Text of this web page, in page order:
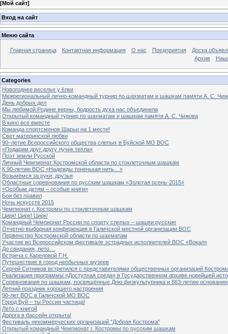
[Мой сайт]
Вход на сайт
Меню сайта
Главная страница Контактная информация О нас Предприятия
Доска
Архив
Categories
Новогоднее веселье у ёлки
Межрегиональный лично-командный турнир по шахматам и шашкам памяти А. С.
День добрых дел
Мы любимой Родине верны, бодрость духа нас объединила
Открытый командный турнир по шахматам и шашкам памяти А. С. Чижова
В кино все вместе
Команда спортсменов Шарьи на 1 месте!
Свет материнской любви
90–летие Всероссийского общества слепых в Буйской МО ВОС
«Подарим друг другу лучик тепла»
Поэт земли Русской
Личный Чемпионат Костромской области по стоклеточным шашкам
К 90-летию ВОС «Надежды тоненькая нить…»
Возьмёмся за руки, друзья
Областные соревнования по русским шашкам «Золотая осень-2015»
«Особым детям – особые книги»
Бои без правил
Ночь искусств 2015
Чемпионат г. Костромы по стоклеточным шашкам
Цирк! Цирк! Цирк!
Командный Чемпионат России по спорту слепых – шашки русские
Отчетно-выборная конференция в Галичской местной организации ВОС
Первенство Костромской области по шахматам
Участие во Всероссийском фестивале эстрадных исполнителей ВОС «Вокал»
До свидания, лето…
Встреча с Кареловой Г.Н.
Путешествие в город необычных музеев
Сергей Ситников встретился с представителями общественных организаций
Реализация программы «Доступная среда» в Государственном архиве новейшей
Соревнования по шашкам, посвящённые Дню физкультурника и 863-летию основания
Летний праздник хорошего настроения
90-лет ВОС в Галичской МО ВОС
Город Буй – ты России частица!
Лето с книгой
Дорога в бассейн открыта!
Фестиваль некоммерческих организаций "Добрая Кострома"
Открытый командный Чемпионат г. Костромы по русским шашкам